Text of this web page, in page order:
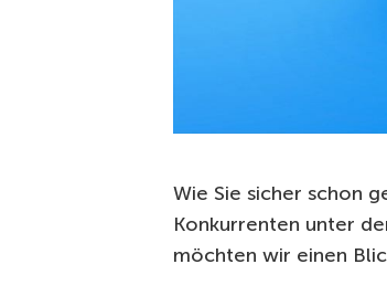
Wie Sie sicher schon
Konkurrenten unter
möchten wir einen